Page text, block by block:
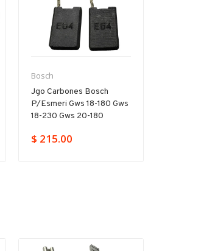
Bosch
Jgo Carbones Bosch
P/esmeri Gws 18-180 Gws
18-230 Gws 20-180
$ 215.00